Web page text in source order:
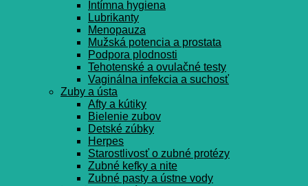
Intímna hygiena
Lubrikanty
Menopauza
Mužská potencia a prostata
Podpora plodnosti
Tehotenské a ovulačné testy
Vaginálna infekcia a suchosť
Zuby a ústa
Afty a kútiky
Bielenie zubov
Detské zúbky
Herpes
Starostlivosť o zubné protézy
Zubné kefky a nite
Zubné pasty a ústne vody